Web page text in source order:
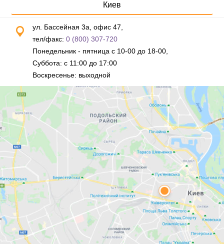
Киев
ул. Бассейная 3а, офис 47,
тел/факс: 0 (800) 307-720
Понедельник - пятница с 10-00 до 18-00,
Суббота: с 11:00 до 17:00
Воскресенье: выходной